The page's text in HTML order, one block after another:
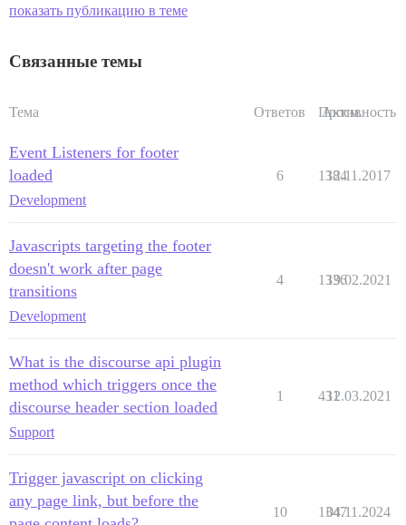
показать публикацию в теме
Связанные темы
Тема Ответов Просм.
Активность
Event Listeners for footer
loaded
Development
6 1384
12.11.2017
Javascripts targeting the footer
doesn't work after page
transitions
Development
4 1336
19.02.2021
What is the discourse api plugin
method which triggers once the
discourse header section loaded
Support
1 431
12.03.2021
Trigger javascript on clicking
any page link, but before the
10 1347
04.11.2024